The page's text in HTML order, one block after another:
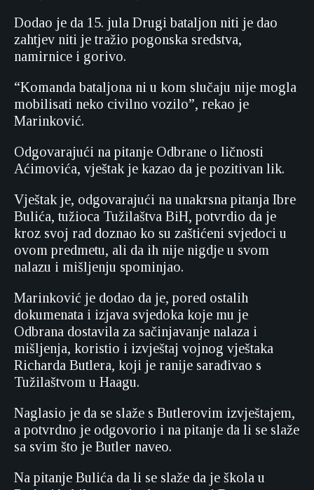
Dodao je da 15. jula Drugi bataljon niti je dao
zahtjev niti je tražio pogonska sredstva,
namirnice i gorivo.
“Komanda bataljona ni u kom slučaju nije mogla
mobilisati neko civilno vozilo”, rekao je
Marinković.
Odgovarajući na pitanje Odbrane o ličnosti
Aćimovića, vještak je kazao da je pozitivan lik.
Vještak je, odgovarajući na unakrsna pitanja Ibre
Bulića, tužioca Tužilaštva BiH, potvrdio da je
kroz svoj rad doznao ko su zaštićeni svjedoci u
ovom predmetu, ali da ih nije nigdje u svom
nalazu i mišljenju spominjao.
Marinković je dodao da je, pored ostalih
dokumenata i izjava svjedoka koje mu je
Odbrana dostavila za sačinjavanje nalaza i
mišljenja, koristio i izvještaj vojnog vještaka
Richarda Butlera, koji je ranije sarađivao s
Tužilaštvom u Haagu.
Naglasio je da se slaže s Butlerovim izvještajem,
a potvrdno je odgovorio i na pitanje da li se slaže
sa svim što je Butler naveo.
Na pitanje Bulića da li se slaže da je škola u